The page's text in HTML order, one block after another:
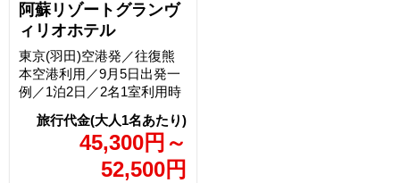
阿蘇リゾートグランヴ
ィリオホテル
45,300円 ～
52,500円
東京(羽田)空港発／往復熊
本空港利用／9月5日出発一
例／1泊2日／2名1室利用時